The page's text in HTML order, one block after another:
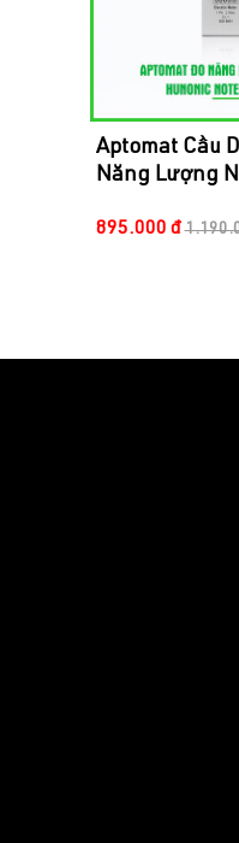
Thêm vào giỏ hàng
Aptomat Cầu
Năng Lượng
895.000 đ